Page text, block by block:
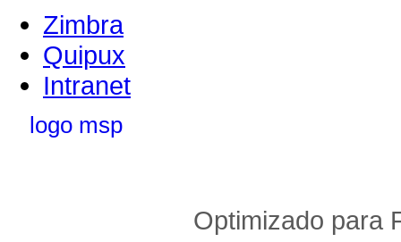
Zimbra
Quipux
Intranet
Optimizado para